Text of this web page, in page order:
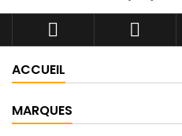
 
ACCUEIL
MARQUES